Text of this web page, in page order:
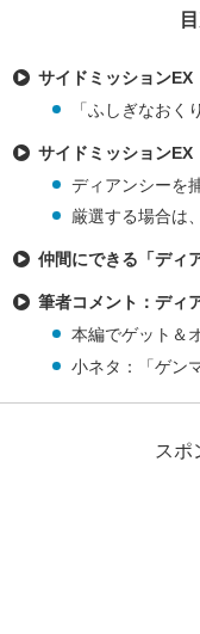
サイドミッション
「ふしぎなおく
サイドミッション
ディアンシーを
厳選する場合は
仲間にできる「ディ
筆者コメント：ディ
本編でゲット＆
小ネタ：「ゲン
スポ